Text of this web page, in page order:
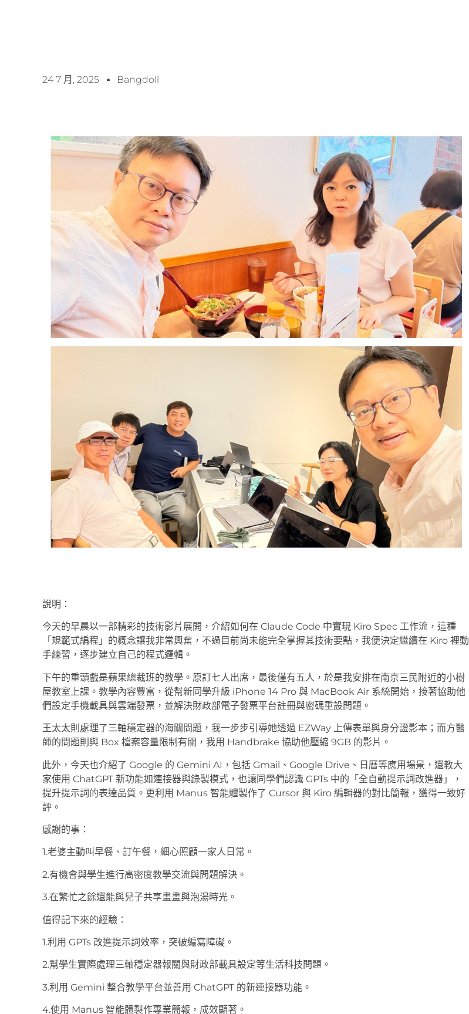
24 7 月, 2025 Bangdoll
說明：
今天的早晨以一部精彩的技術影片展開，介紹如何在 Claude Code 中實現 Kiro Spec 工作流，這種
「規範式編程」的概念讓我非常興奮，不過目前尚未能完全掌握其技術要點，我便決定繼續在 Kiro 裡動
手練習，逐步建立自己的程式邏輯。
下午的重頭戲是蘋果總裁班的教學。原訂七人出席，最後僅有五人，於是我安排在南京三民附近的小樹
屋教室上課。教學內容豐富，從幫新同學升級 iPhone 14 Pro 與 MacBook Air 系統開始，接著協助他
們設定手機載具與雲端發票，並解決財政部電子發票平台註冊與密碼重設問題。
王太太則處理了三軸穩定器的海關問題，我一步步引導她透過 EZWay 上傳表單與身分證影本；而方醫
師的問題則與 Box 檔案容量限制有關，我用 Handbrake 協助他壓縮 9GB 的影片。
此外，今天也介紹了 Google 的 Gemini AI，包括 Gmail、Google Drive、日曆等應用場景，還教大
家使用 ChatGPT 新功能如連接器與錄製模式，也讓同學們認識 GPTs 中的「全自動提示詞改進器」，
提升提示詞的表達品質。更利用 Manus 智能體製作了 Cursor 與 Kiro 編輯器的對比簡報，獲得一致好
評。
感謝的事：
1.老婆主動叫早餐、訂午餐，細心照顧一家人日常。
2.有機會與學生進行高密度教學交流與問題解決。
3.在繁忙之餘還能與兒子共享畫畫與泡湯時光。
值得記下來的經驗：
1.利用 GPTs 改進提示詞效率，突破編寫障礙。
2.幫學生實際處理三軸穩定器報關與財政部載具設定等生活科技問題。
3.利用 Gemini 整合教學平台並善用 ChatGPT 的新連接器功能。
4.使用 Manus 智能體製作專業簡報，成效顯著。